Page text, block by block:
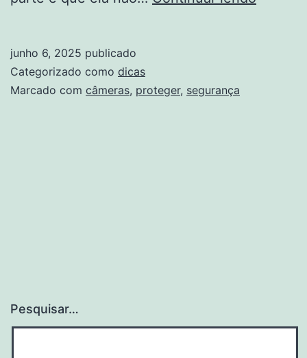
junho 6, 2025 publicado
Categorizado como dicas
Marcado com câmeras, proteger, segurança
Pesquisar…